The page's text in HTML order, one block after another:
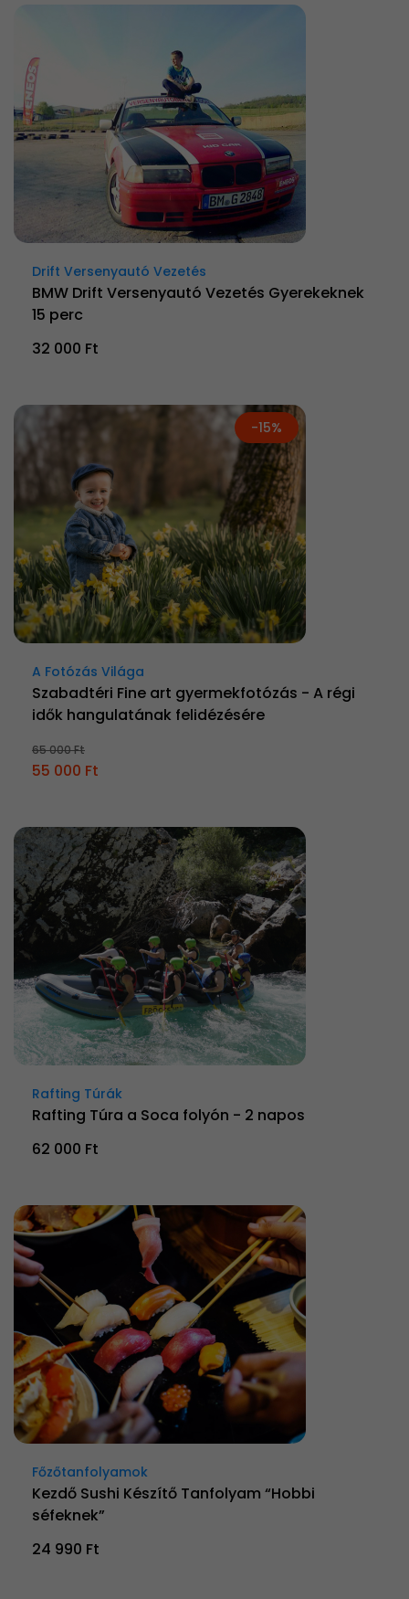
Drift Versenyautó Vezetés
BMW Drift Versenyautó Vezetés Gyerekeknek
15 perc
32 000 Ft
-15%
A Fotózás Világa
Szabadtéri Fine art gyermekfotózás - A régi
idők hangulatának felidézésére
65 000 Ft
55 000 Ft
Rafting Túrák
Rafting Túra a Soca folyón - 2 napos
62 000 Ft
Főzőtanfolyamok
Kezdő Sushi Készítő Tanfolyam “Hobbi
séfeknek”
24 990 Ft